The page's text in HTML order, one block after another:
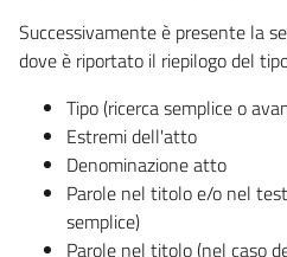
Successivamente è presente la
dove è riportato il riepilogo del
Tipo (ricerca semplice o
Estremi dell'atto
Denominazione atto
Parole nel titolo e/o nel
semplice)
Parole nel titolo (nel caso